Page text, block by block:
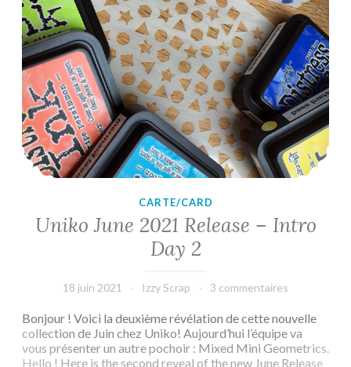
CARTE/CARD
Uniko June 2021 Release – Intro
Day 2
18 juin 2021 Izzy Scrap 3 commentaires
Bonjour ! Voici la deuxième révélation de cette nouvelle
collection de Juin chez Uniko! Aujourd’hui l’équipe va
vous présenter un autre pochoir : Mixed Mini Geometrics.
Hello ! Here is the second reveal of the new June Release